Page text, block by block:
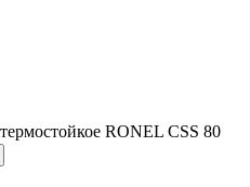
RONEL CSS 80